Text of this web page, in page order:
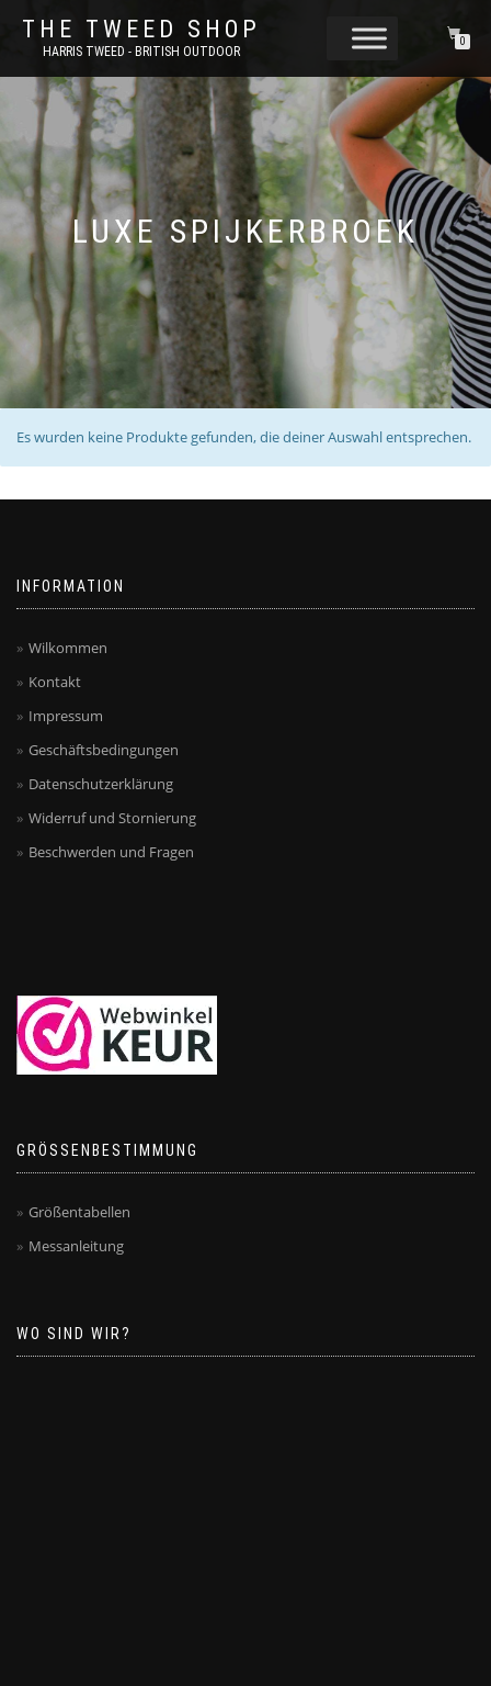
THE TWEED SHOP
HARRIS TWEED - BRITISH OUTDOOR
0
LUXE SPIJKERBROEK
Es wurden keine Produkte gefunden, die deiner Auswahl entsprechen.
INFORMATION
Wilkommen
Kontakt
Impressum
Geschäftsbedingungen
Datenschutzerklärung
Widerruf und Stornierung
Beschwerden und Fragen
GRÖSSENBESTIMMUNG
Größentabellen
Messanleitung
WO SIND WIR?